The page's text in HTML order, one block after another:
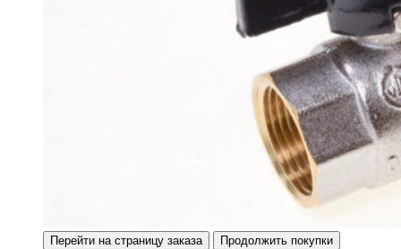
Перейти на страницу заказа Продолжить покупки